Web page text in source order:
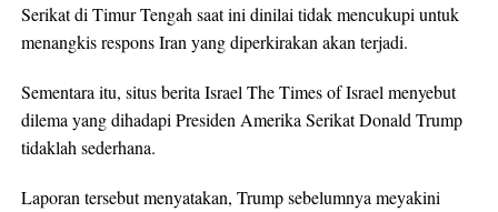
Serikat di Timur Tengah saat ini dinilai tidak mencukupi untuk
menangkis respons Iran yang diperkirakan akan terjadi.
Sementara itu, situs berita Israel The Times of Israel menyebut
dilema yang dihadapi Presiden Amerika Serikat Donald Trump
tidaklah sederhana.
Laporan tersebut menyatakan, Trump sebelumnya meyakini